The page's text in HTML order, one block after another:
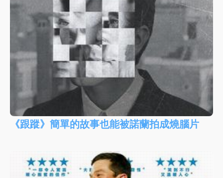
《跟蹤》簡單的故事也能被諾蘭拍成燒腦片